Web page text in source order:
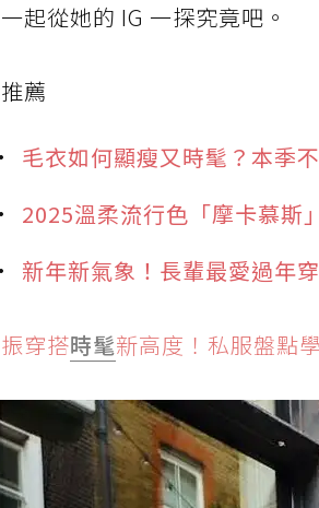
起從她的 IG 一探究竟吧。
薦
毛衣如何顯瘦又時髦？本季
2025溫柔流行色「摩卡慕斯
新年新氣象！長輩最愛過年
穿搭時髦新高度！私服盤點